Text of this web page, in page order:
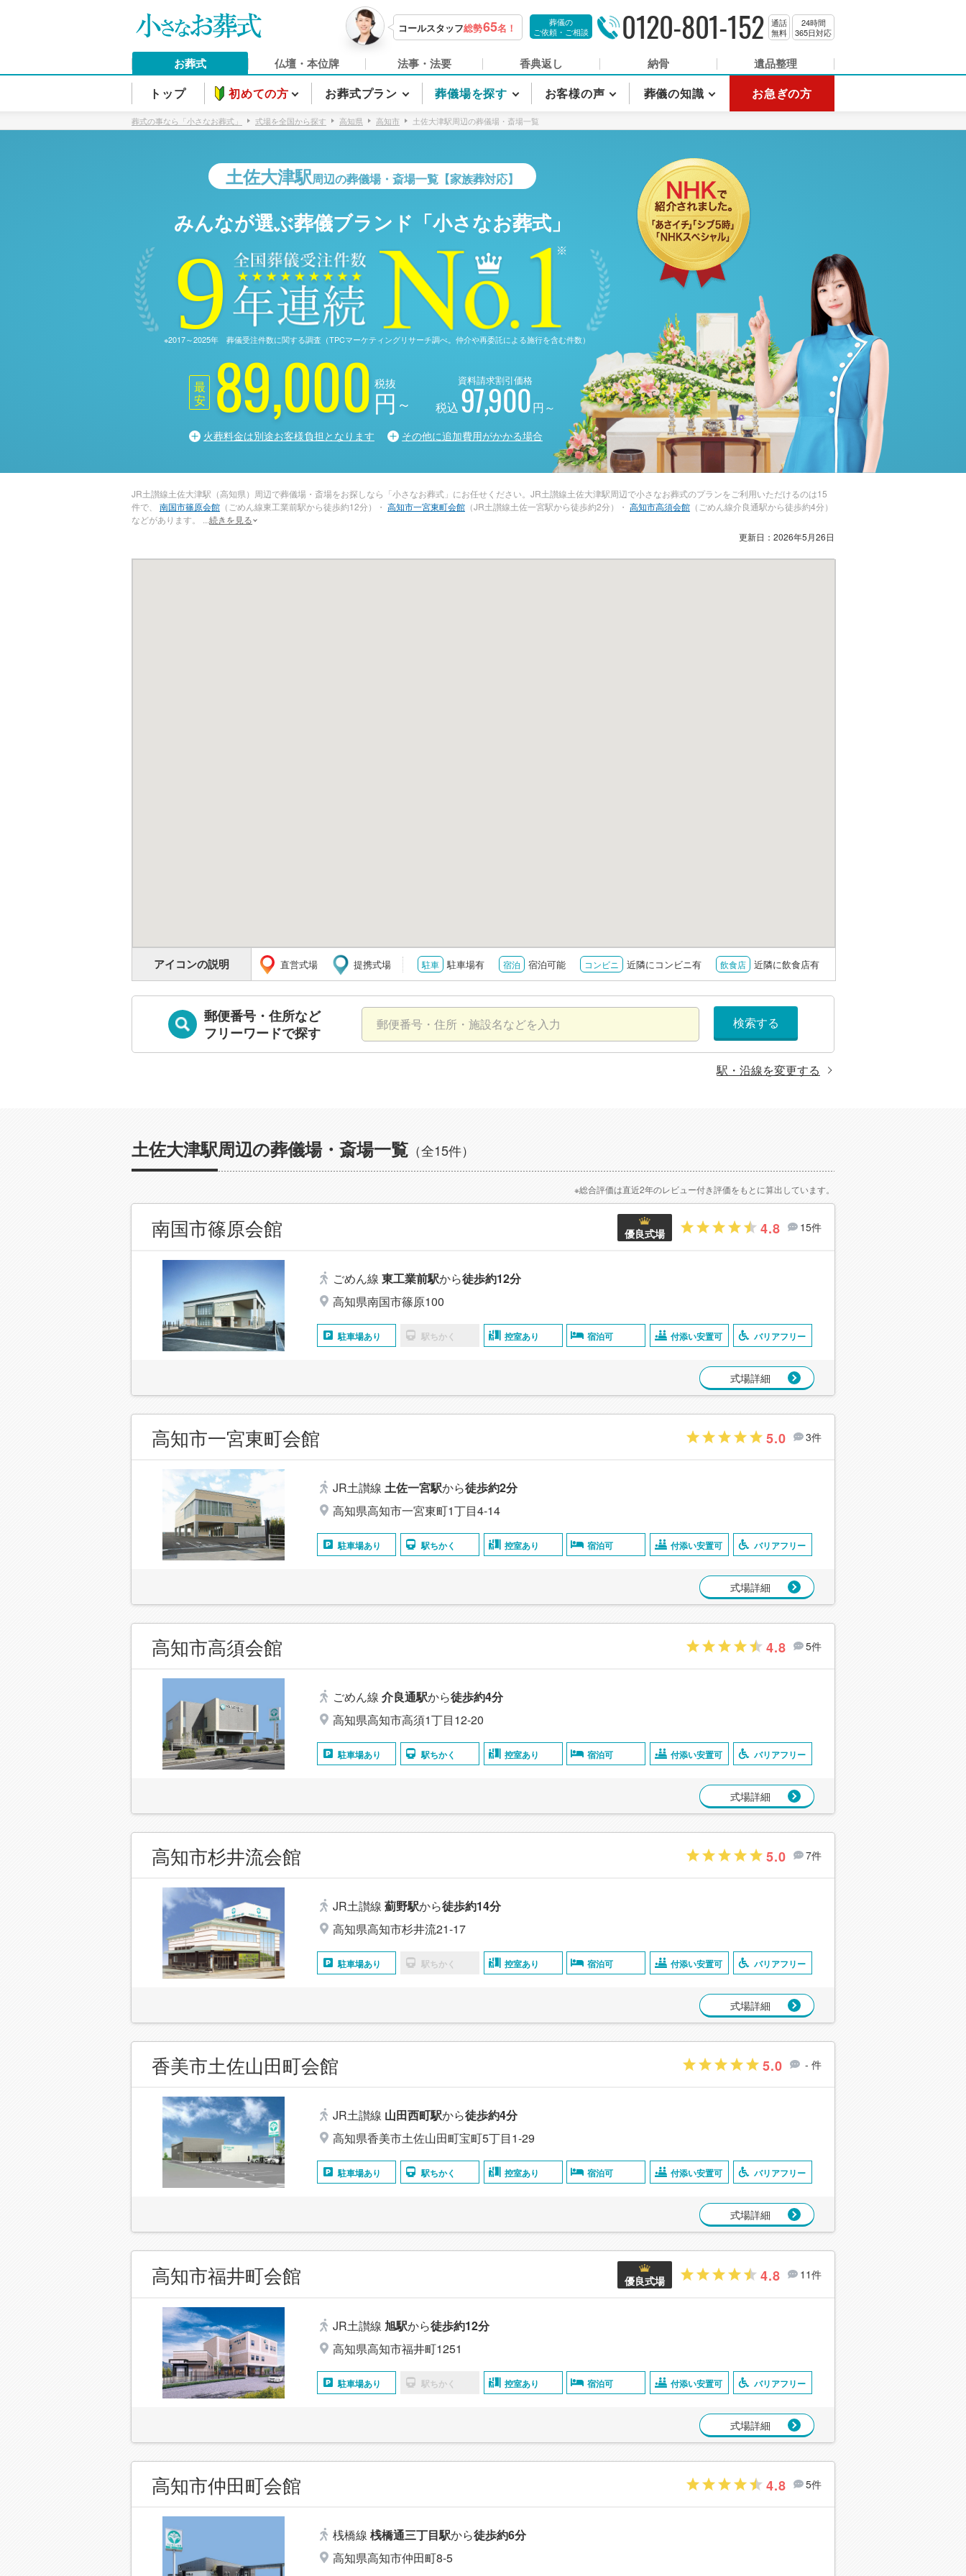
コールスタッフ総勢65名！
葬儀の
ご依頼・ご相談
0120-801-152
通話
無料
24時間
365日対応
お葬式 仏壇・本位牌 法事・法要 香典返し 納骨 遺品整理
トップ 初めての方 お葬式プラン 葬儀場を探す お客様の声 葬儀の知識 お急ぎの方
葬式の事なら「小さなお葬式」 式場を全国から探す 高知県 高知市 土佐大津駅周辺の葬儀場・斎場一覧
土佐大津駅周辺の葬儀場・斎場一覧【家族葬対応】
みんなが選ぶ葬儀ブランド「小さなお葬式」
9
※2017～2025年 葬儀受注件数に関する調査（TPCマーケティングリサーチ調べ。仲介や再委託による施行を含む件数）
最
安
89,000円 ～
税抜 資料請求割引価格
税込97,900円～
火葬料金は別途お客様負担となります その他に追加費用がかかる場合
JR土讃線土佐大津駅（高知県）周辺で葬儀場・斎場をお探しなら「小さなお葬式」にお任せください。JR土讃線土佐大津駅周辺で小さなお葬式のプランをご利用いただけるのは15
件で、 南国市篠原会館 （ごめん線東工業前駅から徒歩約12分）・ 高知市一宮東町会館 （JR土讃線土佐一宮駅から徒歩約2分）・ 高知市高須会館 （ごめん線介良通駅から徒歩約4分）
などがあります。
続きを見る
更新日：2026年5月26日
アイコンの説明 直営式場 提携式場 駐車 駐車場有 宿泊 宿泊可能 コンビニ 近隣にコンビニ有 飲食店 近隣に飲食店有
郵便番号・住所など
フリーワードで探す
検索する
駅・沿線を変更する
土佐大津駅周辺の葬儀場・斎場一覧 （全15件）
※総合評価は直近2年のレビュー付き評価をもとに算出しています。
南国市篠原会館 優良式場 4.8 15件
ごめん線 東工業前駅から徒歩約12分
高知県南国市篠原100
駐車場あり 駅ちかく 控室あり 宿泊可 付添い安置可 バリアフリー
式場詳細
高知市一宮東町会館 5.0 3件
JR土讃線 土佐一宮駅から徒歩約2分
高知県高知市一宮東町1丁目4-14
駐車場あり 駅ちかく 控室あり 宿泊可 付添い安置可 バリアフリー
式場詳細
高知市高須会館 4.8 5件
ごめん線 介良通駅から徒歩約4分
高知県高知市高須1丁目12-20
駐車場あり 駅ちかく 控室あり 宿泊可 付添い安置可 バリアフリー
式場詳細
高知市杉井流会館 5.0 7件
JR土讃線 薊野駅から徒歩約14分
高知県高知市杉井流21-17
駐車場あり 駅ちかく 控室あり 宿泊可 付添い安置可 バリアフリー
式場詳細
香美市土佐山田町会館 5.0 - 件
JR土讃線 山田西町駅から徒歩約4分
高知県香美市土佐山田町宝町5丁目1-29
駐車場あり 駅ちかく 控室あり 宿泊可 付添い安置可 バリアフリー
式場詳細
高知市福井町会館 優良式場 4.8 11件
JR土讃線 旭駅から徒歩約12分
高知県高知市福井町1251
駐車場あり 駅ちかく 控室あり 宿泊可 付添い安置可 バリアフリー
式場詳細
高知市仲田町会館 4.8 5件
桟橋線 桟橋通三丁目駅から徒歩約6分
高知県高知市仲田町8-5